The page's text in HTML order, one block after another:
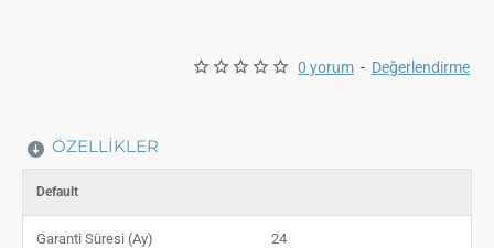
0 yorum - Değerlendirme
ÖZELLIKLER
Default
Garanti Süresi (Ay) 24